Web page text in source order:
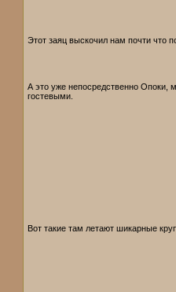
Этот заяц выскочил нам почти что
А это уже непосредственно Опоки,
гостевыми.
Вот такие там летают шикарные